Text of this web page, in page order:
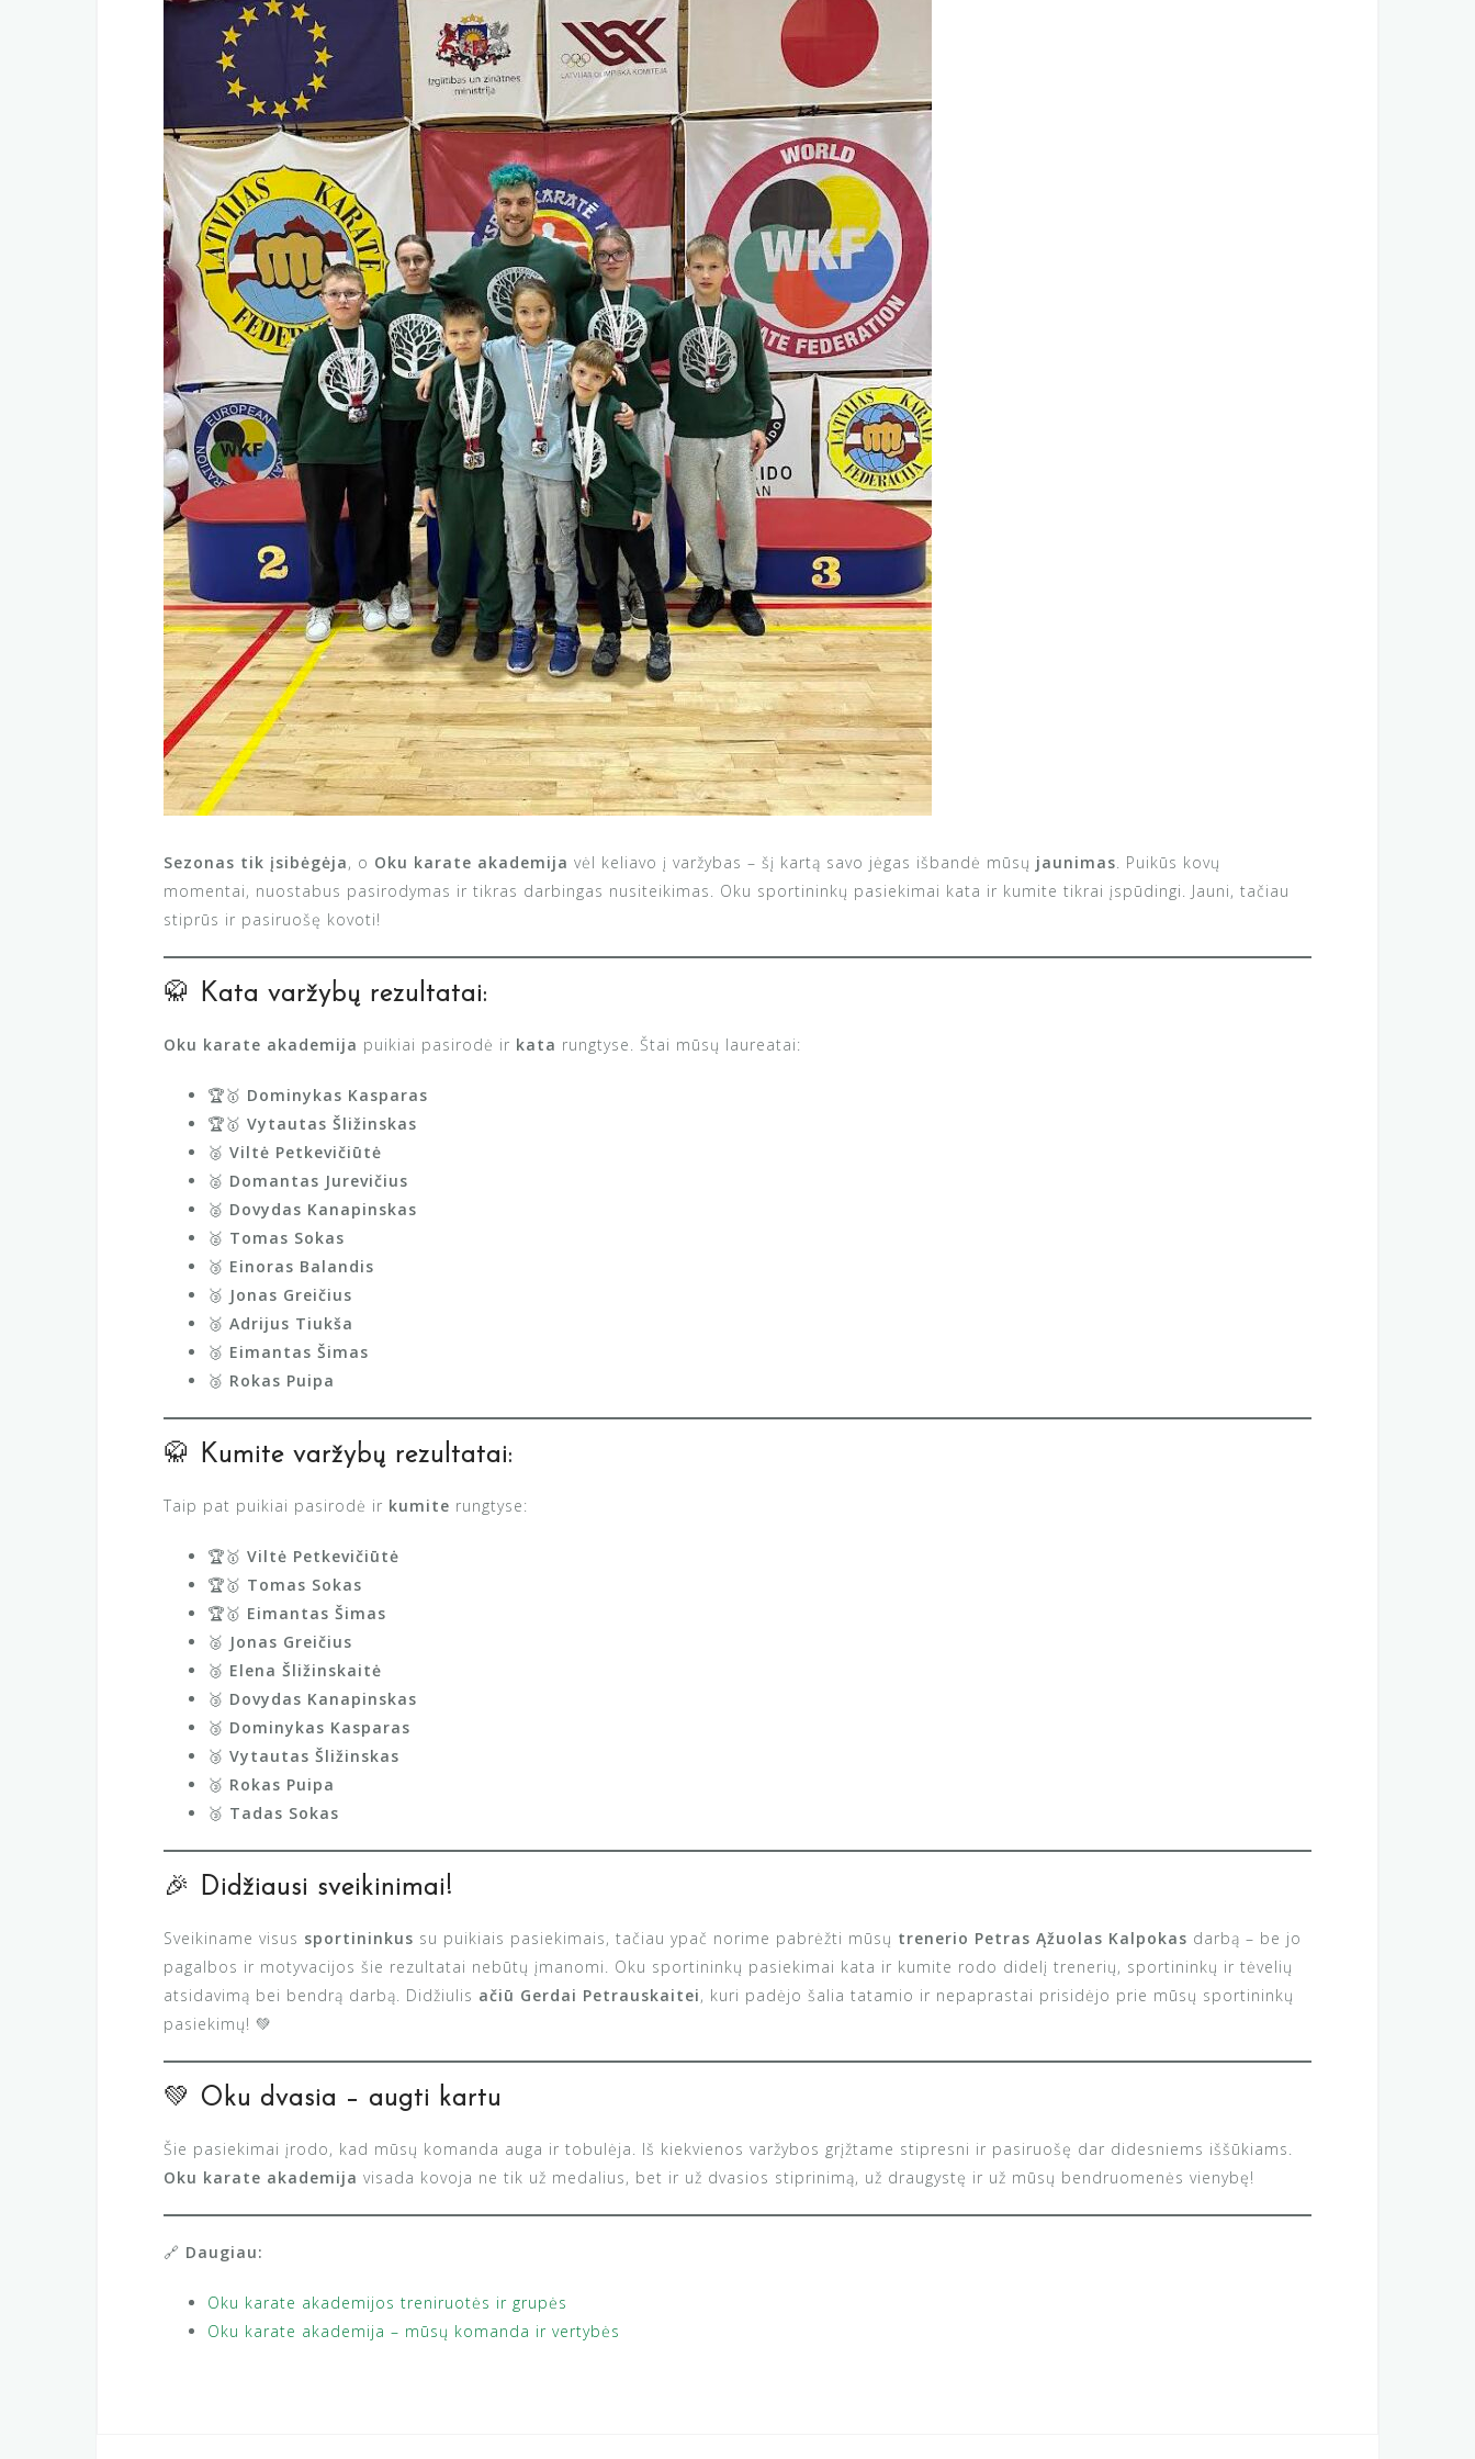
Sezonas tik įsibėgėja, o Oku karate akademija vėl keliavo į varžybas – šį kartą savo jėgas išbandė mūsų jaunimas. Puikūs kovų
momentai, nuostabus pasirodymas ir tikras darbingas nusiteikimas. Oku sportininkų pasiekimai kata ir kumite tikrai įspūdingi. Jauni, tačiau
stiprūs ir pasiruošę kovoti!
🥋 Kata varžybų rezultatai:
Oku karate akademija puikiai pasirodė ir kata rungtyse. Štai mūsų laureatai:
🏆🥇 Dominykas Kasparas
🏆🥇 Vytautas Šližinskas
🥈 Viltė Petkevičiūtė
🥈 Domantas Jurevičius
🥈 Dovydas Kanapinskas
🥈 Tomas Sokas
🥉 Einoras Balandis
🥉 Jonas Greičius
🥉 Adrijus Tiukša
🥉 Eimantas Šimas
🥉 Rokas Puipa
🥋 Kumite varžybų rezultatai:
Taip pat puikiai pasirodė ir kumite rungtyse:
🏆🥇 Viltė Petkevičiūtė
🏆🥇 Tomas Sokas
🏆🥇 Eimantas Šimas
🥈 Jonas Greičius
🥉 Elena Šližinskaitė
🥉 Dovydas Kanapinskas
🥉 Dominykas Kasparas
🥉 Vytautas Šližinskas
🥉 Rokas Puipa
🥉 Tadas Sokas
🎉 Didžiausi sveikinimai!
Sveikiname visus sportininkus su puikiais pasiekimais, tačiau ypač norime pabrėžti mūsų trenerio Petras Ąžuolas Kalpokas darbą – be jo
pagalbos ir motyvacijos šie rezultatai nebūtų įmanomi. Oku sportininkų pasiekimai kata ir kumite rodo didelį trenerių, sportininkų ir tėvelių
atsidavimą bei bendrą darbą. Didžiulis ačiū Gerdai Petrauskaitei, kuri padėjo šalia tatamio ir nepaprastai prisidėjo prie mūsų sportininkų
pasiekimų! 💚
💚 Oku dvasia – augti kartu
Šie pasiekimai įrodo, kad mūsų komanda auga ir tobulėja. Iš kiekvienos varžybos grįžtame stipresni ir pasiruošę dar didesniems iššūkiams.
Oku karate akademija visada kovoja ne tik už medalius, bet ir už dvasios stiprinimą, už draugystę ir už mūsų bendruomenės vienybę!
🔗 Daugiau:
Oku karate akademijos treniruotės ir grupės
Oku karate akademija – mūsų komanda ir vertybės